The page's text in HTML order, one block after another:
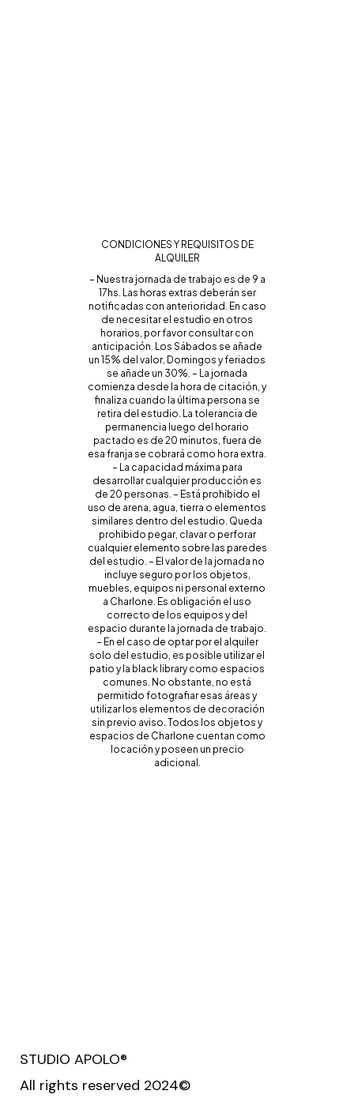
CONDICIONES Y REQUISITOS DE
ALQUILER
– Nuestra jornada de trabajo es de 9 a
17hs. Las horas extras deberán ser
notificadas con anterioridad. En caso
de necesitar el estudio en otros
horarios, por favor consultar con
anticipación. Los Sábados se añade
un 15% del valor, Domingos y feriados
se añade un 30%. – La jornada
comienza desde la hora de citación, y
finaliza cuando la última persona se
retira del estudio. La tolerancia de
permanencia luego del horario
pactado es de 20 minutos, fuera de
esa franja se cobrará como hora extra.
– La capacidad máxima para
desarrollar cualquier producción es
de 20 personas. – Está prohibido el
uso de arena, agua, tierra o elementos
similares dentro del estudio. Queda
prohibido pegar, clavar o perforar
cualquier elemento sobre las paredes
del estudio. – El valor de la jornada no
incluye seguro por los objetos,
muebles, equipos ni personal externo
a Charlone. Es obligación el uso
correcto de los equipos y del
espacio durante la jornada de trabajo.
– En el caso de optar por el alquiler
solo del estudio, es posible utilizar el
patio y la black library como espacios
comunes. No obstante, no está
permitido fotografiar esas áreas y
utilizar los elementos de decoración
sin previo aviso. Todos los objetos y
espacios de Charlone cuentan como
locación y poseen un precio
adicional.
STUDIO APOLO®
All rights reserved 2024©